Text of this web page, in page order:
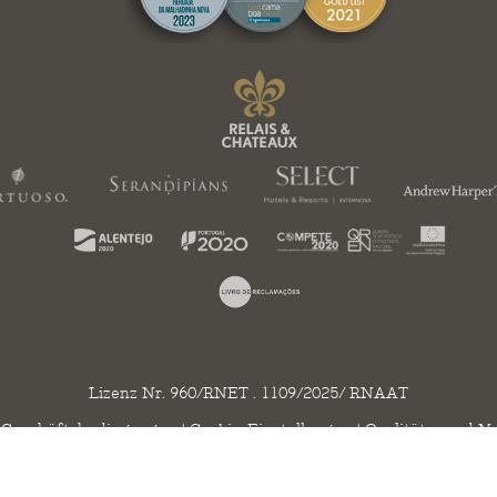
Lizenz Nr. 960/RNET . 1109/2025/ RNAAT
|Cookie-Einstellungen|Qualitäts- und